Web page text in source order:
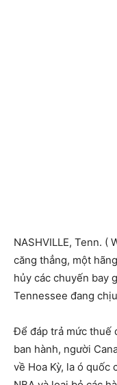
NASHVILLE, Tenn.
căng thẳng, một
hủy các chuyến bay
Tennessee đang
Để đáp trả mức thuế
ban hành, người
về Hoa Kỳ, la ó quốc